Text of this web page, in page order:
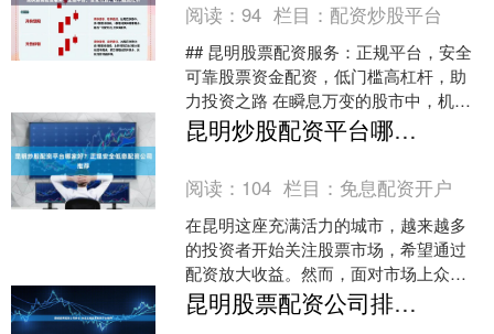
阅读：94 栏目： 配资炒股平台
## 昆明股票配资服务：正规平台，安全
可靠股票资金配资，低门槛高杠杆，助
力投资之路 在瞬息万变的股市中，机会
往往稍纵即逝。对于昆明地区的投资者
而言，如何在控制风....
昆明炒股配资平台哪家好？正规安全低息配资公司推荐
阅读： 104 栏目： 免息配资开户
在昆明这座充满活力的城市，越来越多
的投资者开始关注股票市场，希望通过
配资放大收益。然而，面对市场上众多
的配资平台，许多投资者不禁困惑：**昆
明炒股配资平台哪家好....
昆明股票配资公司排名-专业正规股票配资平台推荐